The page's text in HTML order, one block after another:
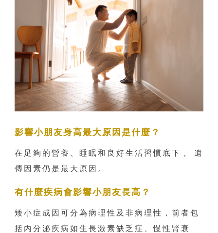
影響小朋友身高最大原因是什麼？
在足夠的營養、睡眠和良好生活習慣底下， 遺
傳因素仍是最大原因。
有什麼疾病會影響小朋友長高？
矮小症成因可分為病理性及非病理性，前者包
括內分泌疾病如生長激素缺乏症、慢性腎衰